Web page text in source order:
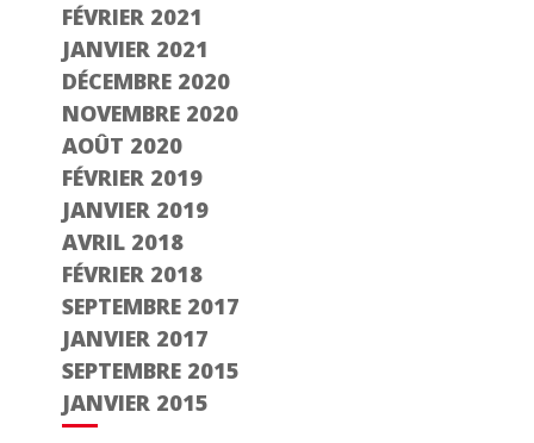
FÉVRIER 2021
JANVIER 2021
DÉCEMBRE 2020
NOVEMBRE 2020
AOÛT 2020
FÉVRIER 2019
JANVIER 2019
AVRIL 2018
FÉVRIER 2018
SEPTEMBRE 2017
JANVIER 2017
SEPTEMBRE 2015
JANVIER 2015